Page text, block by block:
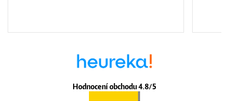
Hodnocení obchodu 4.8/5